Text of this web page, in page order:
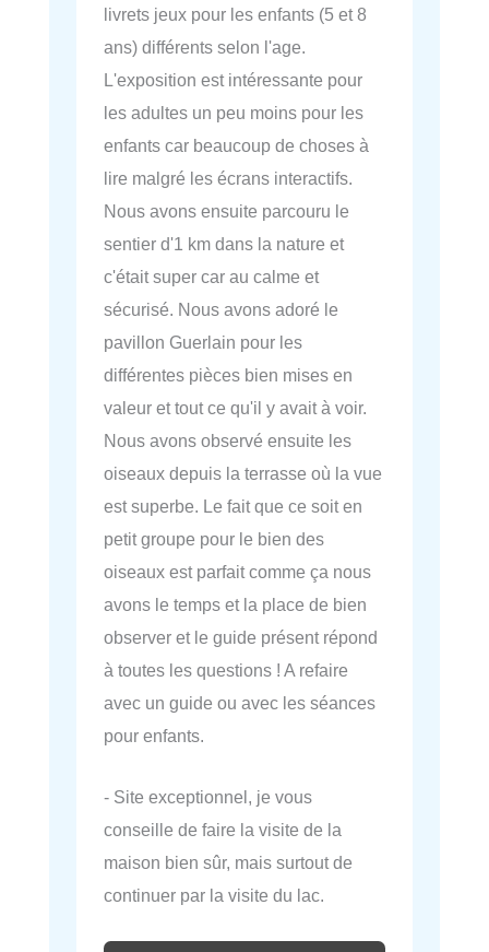
livrets jeux pour les enfants (5 et 8
ans) différents selon l'age.
L'exposition est intéressante pour
les adultes un peu moins pour les
enfants car beaucoup de choses à
lire malgré les écrans interactifs.
Nous avons ensuite parcouru le
sentier d'1 km dans la nature et
c'était super car au calme et
sécurisé. Nous avons adoré le
pavillon Guerlain pour les
différentes pièces bien mises en
valeur et tout ce qu'il y avait à voir.
Nous avons observé ensuite les
oiseaux depuis la terrasse où la vue
est superbe. Le fait que ce soit en
petit groupe pour le bien des
oiseaux est parfait comme ça nous
avons le temps et la place de bien
observer et le guide présent répond
à toutes les questions ! A refaire
avec un guide ou avec les séances
pour enfants.
- Site exceptionnel, je vous
conseille de faire la visite de la
maison bien sûr, mais surtout de
continuer par la visite du lac.